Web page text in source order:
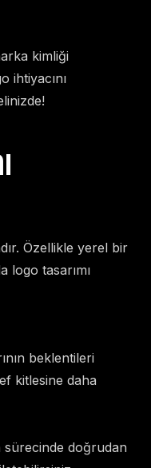
kimliği
ihtiyacını
Özellikle yerel bir
logo tasarımı
beklentileri
kitlesine daha
sürecinde doğrudan